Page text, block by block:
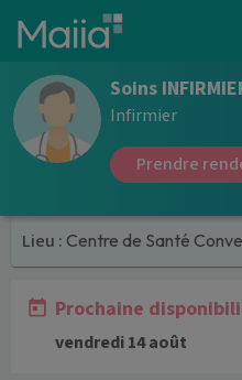
Aller au contenu principal
Soins
Infirmier
Prendre
Lieu : Centre de Santé Convention - Ministère des
Prochaine
vendredi 14 août